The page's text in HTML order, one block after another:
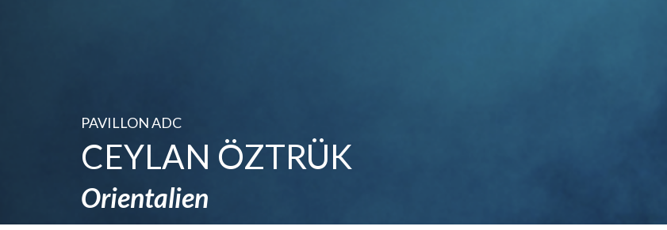
PAVILLON ADC
CEYLAN ÖZTRÜK
Orientalien